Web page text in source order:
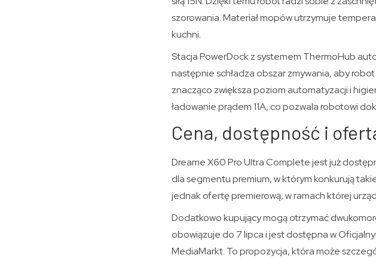
szorowania. Materiał mopów utrzymuje
kuchni.
Stacja PowerDock z systemem ThermoHub
następnie schładza obszar zmywania, aby
znacząco zwiększa poziom automatyzacji i
ładowanie prądem 11A, co pozwala robotowi
Cena, dostępność i
Dreame X60 Pro Ultra Complete jest już
dla segmentu premium, w którym konkurują
jednak ofertę premierową, w ramach której
Dodatkowo kupujący mogą otrzymać
obowiązuje do 7 lipca i jest dostępna w
MediaMarkt. To propozycja, która może